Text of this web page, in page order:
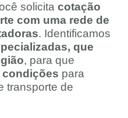
solicita cotação
com uma rede de
. Identificamos
que
, para que
condições para
transporte de